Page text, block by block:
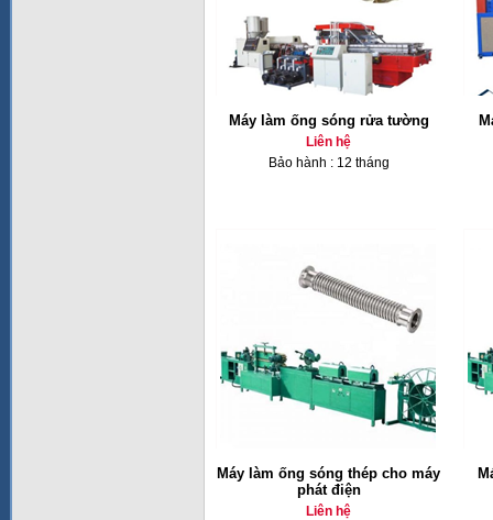
Máy làm ống sóng rửa tường
Liên hệ
Bảo hành : 12 tháng
Máy làm ống sóng thép cho máy
phát điện
Liên hệ